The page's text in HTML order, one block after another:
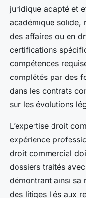
juridique adapté et
académique solide,
des affaires ou en
certifications
compétences
complétés par des
dans les contrats
sur les évolutions
L’expertise droit
expérience
droit commercial
dossiers traités
démontrant ainsi sa
des litiges liés aux